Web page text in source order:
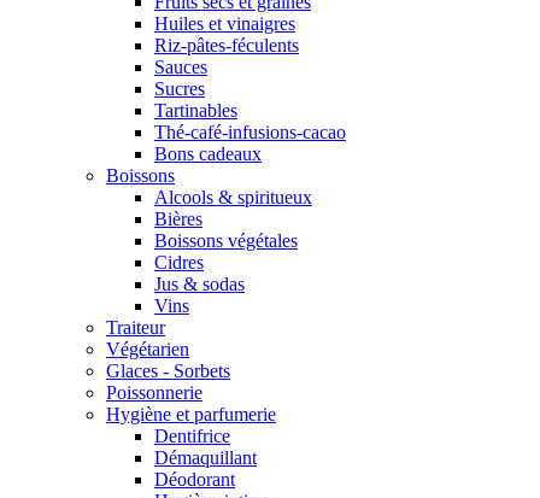
Huiles et vinaigres
Riz-pâtes-féculents
Sauces
Sucres
Tartinables
Thé-café-infusions-cacao
Bons cadeaux
Boissons
Alcools & spiritueux
Bières
Boissons végétales
Cidres
Jus & sodas
Vins
Traiteur
Végétarien
Glaces - Sorbets
Poissonnerie
Hygiène et parfumerie
Dentifrice
Démaquillant
Déodorant